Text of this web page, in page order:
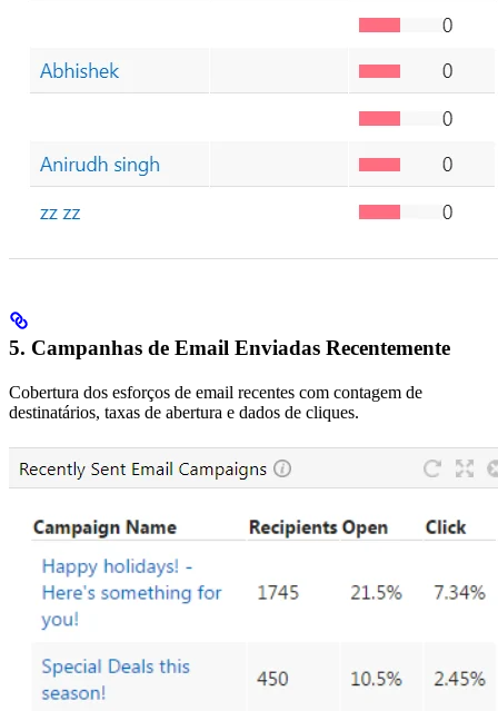
5. Campanhas de Email Enviadas Recentemente
Cobertura dos esforços de email recentes com contagem de
destinatários, taxas de abertura e dados de cliques.